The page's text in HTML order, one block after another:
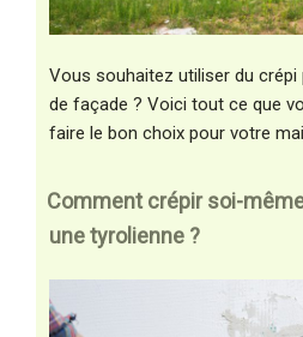
Vous souhaitez utiliser du
de façade ? Voici tout ce que
faire le bon choix pour votre
Comment crépir soi-
une tyrolienne ?